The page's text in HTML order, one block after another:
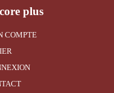
plus
COMPTE